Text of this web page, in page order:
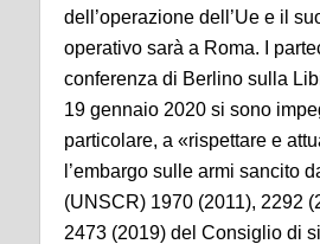
dell’operazione dell’Ue e il
operativo sarà a Roma. I
conferenza di Berlino sulla
19 gennaio 2020 si sono
particolare, a «rispettare e
l’embargo sulle armi sancito
(UNSCR) 1970 (2011), 2292
2473 (2019) del Consiglio di